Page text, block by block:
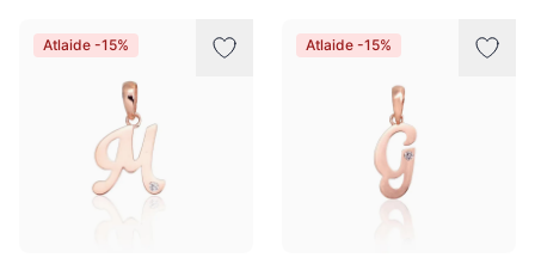
Atlaide -15% Atlaide -15%